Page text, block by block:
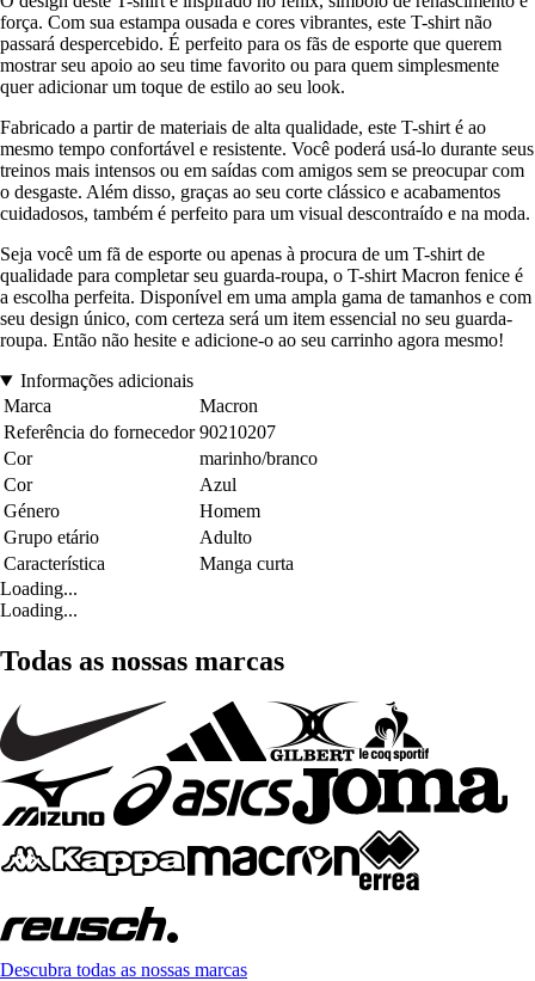
força. Com sua estampa ousada e cores vibrantes, este T-shirt não
passará despercebido. É perfeito para os fãs de esporte que querem
mostrar seu apoio ao seu time favorito ou para quem simplesmente
quer adicionar um toque de estilo ao seu look.
Fabricado a partir de materiais de alta qualidade, este T-shirt é ao
mesmo tempo confortável e resistente. Você poderá usá-lo durante seus
treinos mais intensos ou em saídas com amigos sem se preocupar com
o desgaste. Além disso, graças ao seu corte clássico e acabamentos
cuidadosos, também é perfeito para um visual descontraído e na moda.
Seja você um fã de esporte ou apenas à procura de um T-shirt de
qualidade para completar seu guarda-roupa, o T-shirt Macron fenice é
a escolha perfeita. Disponível em uma ampla gama de tamanhos e com
seu design único, com certeza será um item essencial no seu guarda-
roupa. Então não hesite e adicione-o ao seu carrinho agora mesmo!
Informações adicionais
Marca
Macron
Referência do fornecedor 90210207
Cor
marinho/branco
Cor
Azul
Género
Homem
Grupo etário
Adulto
Característica
Manga curta
Loading...
Loading...
Todas as nossas marcas
Descubra todas as nossas marcas